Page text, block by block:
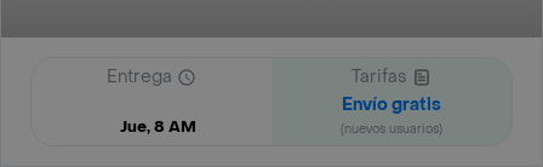
Entrega
Jue, 8 AM
Tarifas
Envío gratis
(nuevos usuarios)